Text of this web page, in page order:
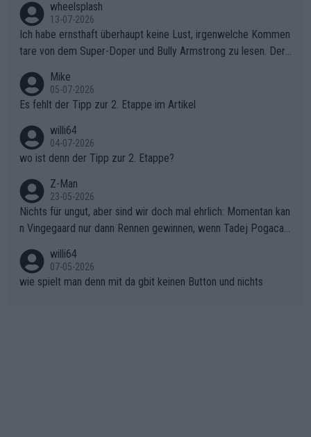
sers Einbruch: Erst als Reusser komplett einbrach, übernahm V
ollering die Initiative.Zu spätes Erwachen: Zu diesem Zeitpunkt
war das Loch zu Niewiadoma bereits zu groß, um es im Allein
en.Teurer Sekundenpoker: Die Quittung sind nun 15 Sekunden
Rückstand im Gesamtklassement – ein Polster, das Niewiado
gibt. Diese Etappe wird sicher als der psychologische Wendep
unkt dieser Tour in die Geschichte eingehen. Wenn man bei so
einem harten Aufstieg einmal den Moment verpasst und der K
onkurrentin die "zweite Luft" schenkt, ist der Schaden am Ber
g kaum noch zu reparieren.Vor uns liegt nun das große Finale R
ichtung Nizza. Niewiadoma hat psychologisch Oberwasser, ab
er SD Worx und Vollering müssen jetzt All-In gehen. (gregman
n)
wheelsplash
13-07-2026
Ich habe ernsthaft überhaupt keine Lust, irgenwelche Kommen
tare von dem Super-Doper und Bully Armstrong zu lesen. Der
r die gehört nicht in dieses Medium!
Mike
05-07-2026
Es fehlt der Tipp zur 2. Etappe im Artikel
willi64
04-07-2026
wo ist denn der Tipp zur 2. Etappe?
Z-Man
23-05-2026
Nichts für ungut, aber sind wir doch mal ehrlich: Momentan kan
n Vingegaard nur dann Rennen gewinnen, wenn Tadej Pogacar
willi64
07-05-2026
wie spielt man denn mit da gbit keinen Button und nichts